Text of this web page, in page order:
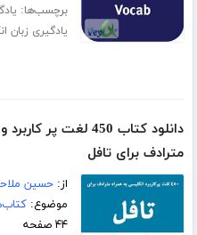
برچسب‌ها:
یادگیری زبان
دانلود کتاب 450
مترادف برای تافل
از:حسین
موضوع:
۴۴ صفحه